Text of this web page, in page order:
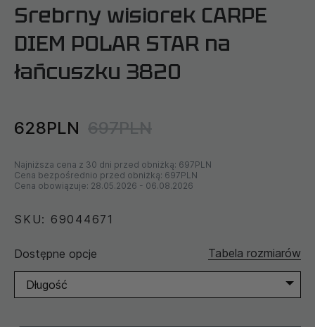
Srebrny wisiorek CARPE
DIEM POLAR STAR na
łańcuszku 3820
628PLN 697PLN
Najniższa cena z 30 dni przed obniżką: 697PLN
Cena bezpośrednio przed obniżką: 697PLN
Cena obowiązuje: 28.05.2026 - 06.08.2026
SKU: 69044671
Dostępne opcje Tabela rozmiarów
Długość